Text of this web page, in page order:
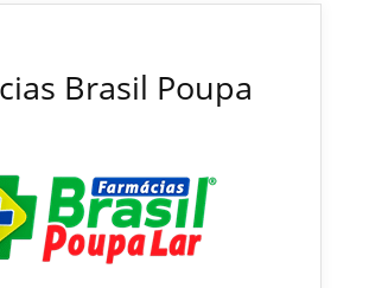
Brasil Poupa